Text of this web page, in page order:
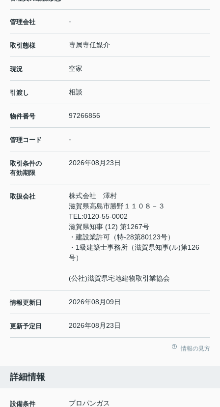
管理会社 -
取引態様 専属専任媒介
現況 空家
引渡し 相談
物件番号 97266856
管理コード -
取引条件の
有効期限
2026年08月23日
取扱会社
株式会社 澤村
滋賀県高島市勝野１１０８－３
TEL:0120-55-0002
滋賀県知事 (12) 第1267号
・建設業許可（特‐28第80123号）
・1級建築士事務所（滋賀県知事(ル)第126
号）
(公社)滋賀県宅地建物取引業協会
情報更新日 2026年08月09日
更新予定日 2026年08月23日
情報の見方
詳細情報
設備条件 プロパンガス